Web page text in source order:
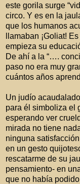
este gorila surge
circo. Y es en la
que los humanos
llamaban ¡Goliat!
empieza su
De ahí a la “….
paso no era muy
cuántos años
Un judío
para él simboliza el
esperando ver
mirada no tiene
ninguna
en un gesto
rescatarme de su
pensamiento- en
que no había